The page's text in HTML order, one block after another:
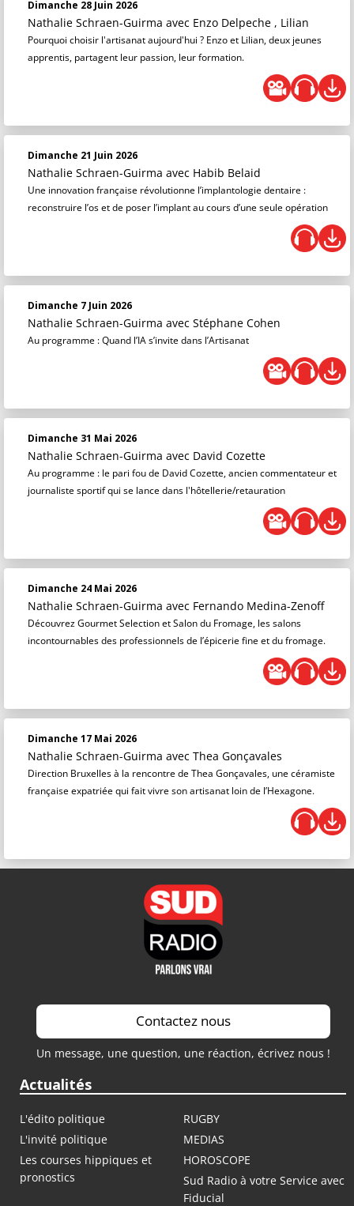
Dimanche 28 Juin 2026
Nathalie Schraen-Guirma avec Enzo Delpeche , Lilian
Pourquoi choisir l'artisanat aujourd'hui ? Enzo et Lilian, deux jeunes
apprentis, partagent leur passion, leur formation.
Dimanche 21 Juin 2026
Nathalie Schraen-Guirma avec Habib Belaid
Une innovation française révolutionne l’implantologie dentaire :
reconstruire l’os et de poser l’implant au cours d’une seule opération
Dimanche 7 Juin 2026
Nathalie Schraen-Guirma avec Stéphane Cohen
Au programme : Quand l’IA s’invite dans l’Artisanat
Dimanche 31 Mai 2026
Nathalie Schraen-Guirma avec David Cozette
Au programme : le pari fou de David Cozette, ancien commentateur et
journaliste sportif qui se lance dans l'hôtellerie/retauration
Dimanche 24 Mai 2026
Nathalie Schraen-Guirma avec Fernando Medina-Zenoff
Découvrez Gourmet Selection et Salon du Fromage, les salons
incontournables des professionnels de l’épicerie fine et du fromage.
Dimanche 17 Mai 2026
Nathalie Schraen-Guirma avec Thea Gonçavales
Direction Bruxelles à la rencontre de Thea Gonçavales, une céramiste
française expatriée qui fait vivre son artisanat loin de l’Hexagone.
Contactez nous
Un message, une question, une réaction, écrivez nous !
Actualités
L'édito politique
RUGBY
L'invité politique
MEDIAS
Les courses hippiques et
pronostics
HOROSCOPE
Sud Radio à votre Service avec
Fiducial